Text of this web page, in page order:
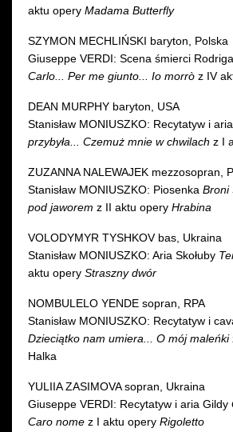
aktu opery Madama Butterfly
SZYMON MECHLIŃSKI baryton, Polska
Giuseppe VERDI: Scena śmierci
Carlo... Per me giunto... Io morrò z IV
DEAN MURPHY baryton, USA
Stanisław MONIUSZKO: Recytatyw i
przybyła... Czemuż mnie w chwilach z I
ZUZANNA NALEWAJEK mezzosopran,
Stanisław MONIUSZKO: Piosenka Broni
pod jaworem z II aktu opery Hrabina
VOLODYMYR TYSHKOV bas, Ukraina
Stanisław MONIUSZKO: Aria Skołuby
aktu opery Straszny dwór
NOMBULELO YENDE sopran, RPA
Stanisław MONIUSZKO: Recytatyw i
Dzieciątko nam umiera... O mój maleńki
Halka
YULIIA ZASIMOVA sopran, Ukraina
Giuseppe VERDI: Recytatyw i aria Gildy
Caro nome z I aktu opery Rigoletto